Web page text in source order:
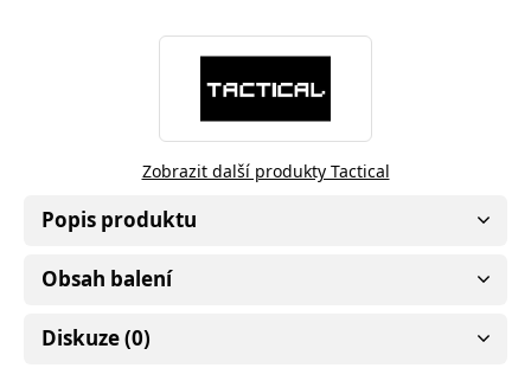
Zobrazit další produkty Tactical
Popis produktu
Obsah balení
Diskuze (0)